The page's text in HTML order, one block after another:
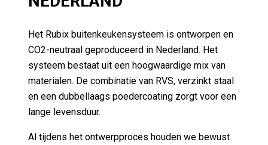
CO2-neutraal geproduceerd in Nederland. Het
systeem bestaat uit een hoogwaardige mix van
materialen. De combinatie van RVS, verzinkt staal
en een dubbellaags poedercoating zorgt voor een
lange levensduur.
rekening met de impact van onze producten en